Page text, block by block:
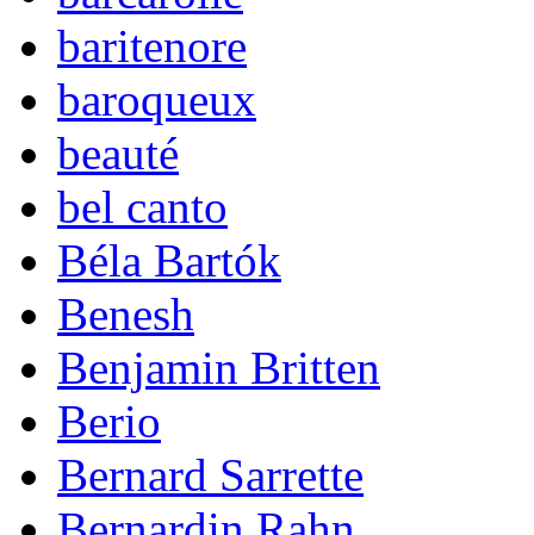
baritenore
baroqueux
beauté
bel canto
Béla Bartók
Benesh
Benjamin Britten
Berio
Bernard Sarrette